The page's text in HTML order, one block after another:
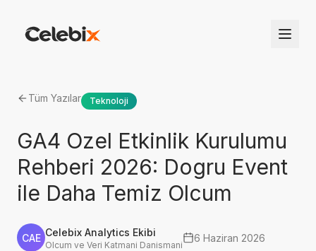
Tüm Yazılar Teknoloji
GA4 Ozel Etkinlik Kurulumu
Rehberi 2026: Dogru Event
ile Daha Temiz Olcum
CAE Celebix Analytics Ekibi
Olcum ve Veri Katmani Danismani
6 Haziran 2026